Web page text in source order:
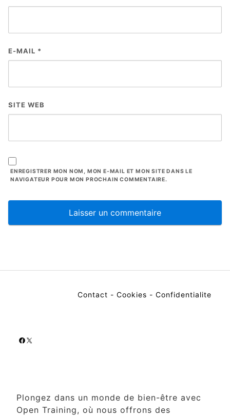
E-MAIL *
SITE WEB
ENREGISTRER MON NOM, MON E-MAIL ET MON SITE DANS LE
NAVIGATEUR POUR MON PROCHAIN COMMENTAIRE.
Contact - Cookies - Confidentialite
Facebook
X
Plongez dans un monde de bien-être avec
Open Training, où nous offrons des